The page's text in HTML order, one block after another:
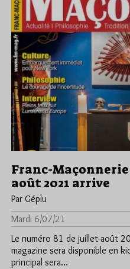
Franc-
août 2021 arrive
Par Géplu
Mardi 6/07/21
Le numéro 81 de juillet-août
magazine sera disponible en
principal sera…